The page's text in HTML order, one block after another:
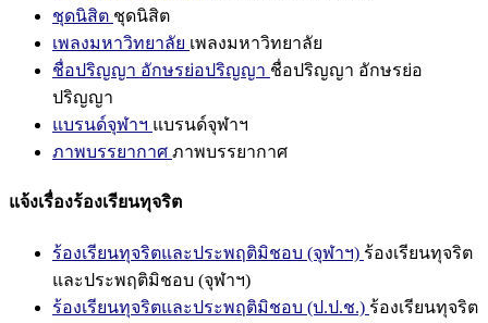
ชุดนิสิต ชุดนิสิต
เพลงมหาวิทยาลัย เพลงมหาวิทยาลัย
ชื่อปริญญา อักษรย่อปริญญา ชื่อปริญญา อักษรย่อ
ปริญญา
แบรนด์จุฬาฯ แบรนด์จุฬาฯ
ภาพบรรยากาศ ภาพบรรยากาศ
แจ้งเรื่องร้องเรียนทุจริต
ร้องเรียนทุจริตและประพฤติมิชอบ (จุฬาฯ) ร้องเรียนทุจริต
และประพฤติมิชอบ (จุฬาฯ)
ร้องเรียนทุจริตและประพฤติมิชอบ (ป.ป.ช.) ร้องเรียนทุจริต